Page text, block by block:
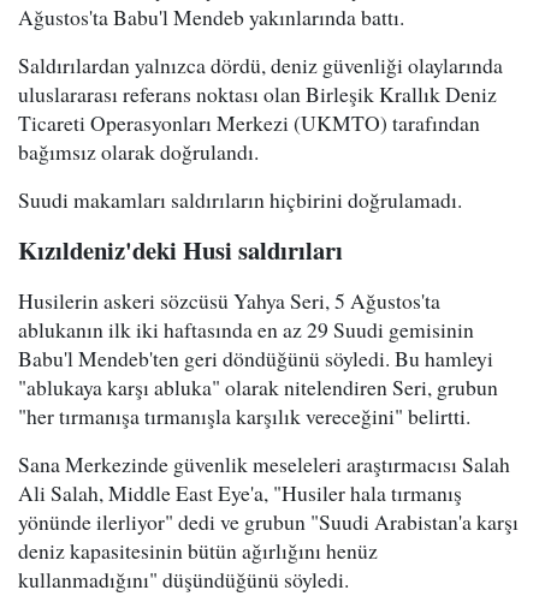
Ağustos'ta Babu'l Mendeb yakınlarında battı.
Saldırılardan yalnızca dördü, deniz güvenliği olaylarında
uluslararası referans noktası olan Birleşik Krallık Deniz
Ticareti Operasyonları Merkezi (UKMTO) tarafından
bağımsız olarak doğrulandı.
Suudi makamları saldırıların hiçbirini doğrulamadı.
Kızıldeniz'deki Husi saldırıları
Husilerin askeri sözcüsü Yahya Seri, 5 Ağustos'ta
ablukanın ilk iki haftasında en az 29 Suudi gemisinin
Babu'l Mendeb'ten geri döndüğünü söyledi. Bu hamleyi
"ablukaya karşı abluka" olarak nitelendiren Seri, grubun
"her tırmanışa tırmanışla karşılık vereceğini" belirtti.
Sana Merkezinde güvenlik meseleleri araştırmacısı Salah
Ali Salah, Middle East Eye'a, "Husiler hala tırmanış
yönünde ilerliyor" dedi ve grubun "Suudi Arabistan'a karşı
deniz kapasitesinin bütün ağırlığını henüz
kullanmadığını" düşündüğünü söyledi.